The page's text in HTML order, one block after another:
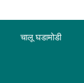
चालू घडामोडी